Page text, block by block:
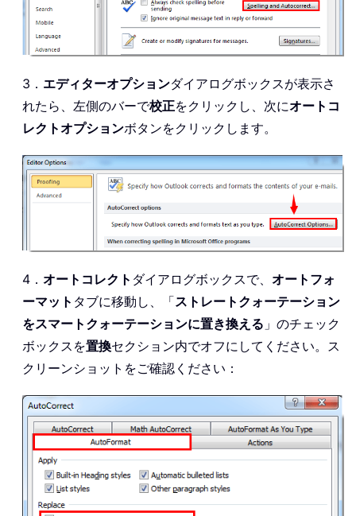
3． エディターオプションダイアログボックスが表示さ
れたら、左側のバーで校正をクリックし、次にオートコ
レクトオプションボタンをクリックします。
4． オートコレクト ダイアログボックスで、 オートフォ
ーマット タブに移動し、「ストレートクォーテーション
をスマートクォーテーションに置き換える 」のチェック
ボックスを置換セクション内でオフにしてください。ス
クリーンショットをご確認ください：